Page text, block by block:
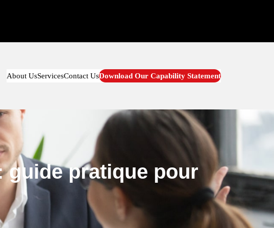
About UsServicesContact UsDownload Our Capability Statement
guide pratique pour